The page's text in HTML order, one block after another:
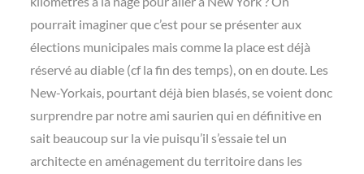
pourrait imaginer que c’est pour se présenter aux
élections municipales mais comme la place est déjà
réservé au diable (cf la fin des temps), on en doute. Les
New-Yorkais, pourtant déjà bien blasés, se voient donc
surprendre par notre ami saurien qui en définitive en
sait beaucoup sur la vie puisqu’il s’essaie tel un
architecte en aménagement du territoire dans les